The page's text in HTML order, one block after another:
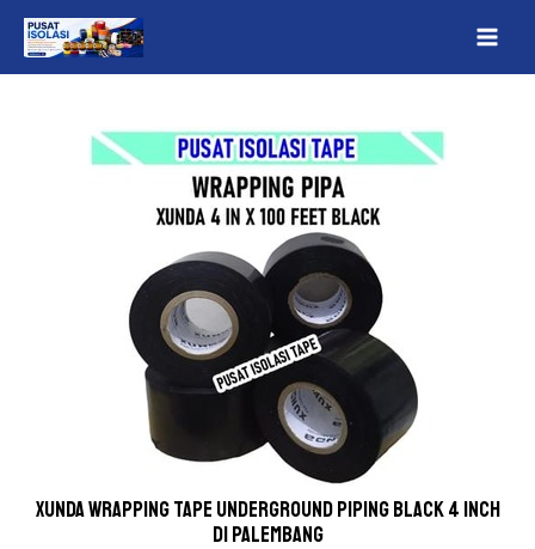
Xunda wrapping tape underground piping Black 4 inch
Di Palembang
navigation